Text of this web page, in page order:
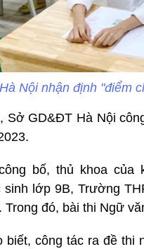
Nội nhận định "điểm
Sở GD&ĐT Hà Nội
bố, thủ khoa của
sinh lớp 9B, Trường
Trong đó, bài thi Ngữ
biết, công tác ra đề thi